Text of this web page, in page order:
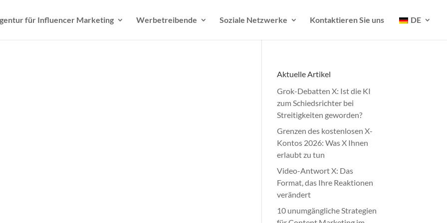
für Influencer Marketing Werbetreibende Soziale Netzwerke Kontaktieren Sie uns DE
Aktuelle Artikel
Grok-Debatten X: Ist die KI
zum Schiedsrichter bei
Streitigkeiten geworden?
Grenzen des kostenlosen X-
Kontos 2026: Was X Ihnen
erlaubt zu tun
Video-Antwort X: Das
Format, das Ihre Reaktionen
verändert
10 unumgängliche Strategien